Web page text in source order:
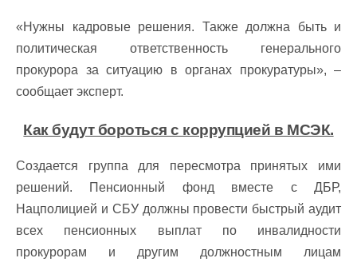
«Нужны кадровые решения. Также должна быть и
политическая ответственность генерального
прокурора за ситуацию в органах прокуратуры», –
сообщает эксперт.
Как будут бороться с коррупцией в МСЭК.
Создается группа для пересмотра принятых ими
решений. Пенсионный фонд вместе с ДБР,
Нацполицией и СБУ должны провести быстрый аудит
всех пенсионных выплат по инвалидности
прокурорам и другим должностным лицам